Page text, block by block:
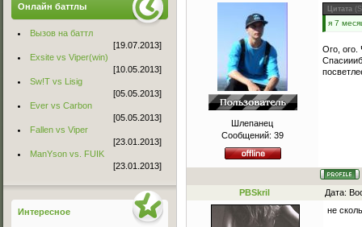
Шлепанец
Сообщений: 39
Цитата (
я 7
Ого, ого.
PBSkril Дата:
не
Онлайн баттлы
Вызов на баттл
[19.07.2013]
Exsite vs Viper(win)
[10.05.2013]
Sw!T vs Lisig
[05.05.2013]
Ever vs Carbon
[05.05.2013]
Fallen vs Viper
[23.01.2013]
ManYson vs. FUIK
[23.01.2013]
Интересное